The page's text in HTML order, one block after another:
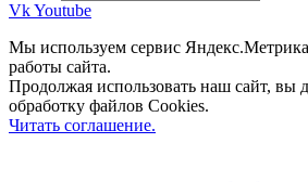
VkYoutube
Мы используем сервис
работы сайта.
Продолжая использовать наш сайт, вы
обработку файлов Cookies.
Читать соглашение.